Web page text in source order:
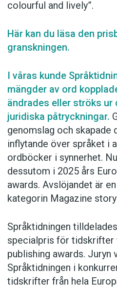
colourful and lively”.
Här kan du läsa den
granskningen.
I våras kunde
mängder av ord
ändrades eller ströks
juridiska påtryckningar.
genomslag och skapade
inflytande över språket i
ordböcker i synnerhet.
dessutom i 2025 års
awards. Avslöjandet är
kategorin Magazine
Språktidningen
specialpris för tidskrifter
publishing awards. Juryn
Språktidningen i
tidskrifter från hela